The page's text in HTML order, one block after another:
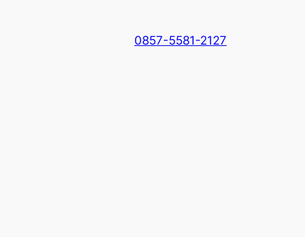
0857-5581-2127